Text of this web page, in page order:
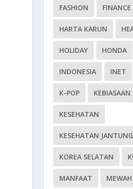
FASHION FINANCE
HARTA KARUN
HOLIDAY HONDA
INDONESIA INET
K-POP KEBIASAAN
KESEHATAN
KESEHATAN JANTUNG
KOREA SELATAN
MANFAAT MEWAH